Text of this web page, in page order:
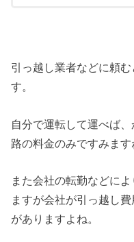
引っ越し業者などに頼
す。
自分で運転して運べば
路の料金のみですみます
また会社の転勤などに
ますが会社が引っ越し
がありますよね。